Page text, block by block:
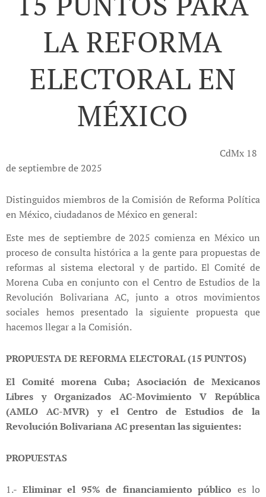
LA REFORMA
ELECTORAL EN
MÉXICO
CdMx 18
de septiembre de 2025
Distinguidos miembros de la Comisión de Reforma Política
en México, ciudadanos de México en general:
Este mes de septiembre de 2025 comienza en México un
proceso de consulta histórica a la gente para propuestas de
reformas al sistema electoral y de partido. El Comité de
Morena Cuba en conjunto con el Centro de Estudios de la
Revolución Bolivariana AC, junto a otros movimientos
sociales hemos presentado la siguiente propuesta que
hacemos llegar a la Comisión.
PROPUESTA DE REFORMA ELECTORAL (15 PUNTOS)
El Comité morena Cuba; Asociación de Mexicanos
Libres y Organizados AC-Movimiento V República
(AMLO AC-MVR) y el Centro de Estudios de la
Revolución Bolivariana AC presentan las siguientes:
PROPUESTAS
1.- Eliminar el 95% de financiamiento público es lo